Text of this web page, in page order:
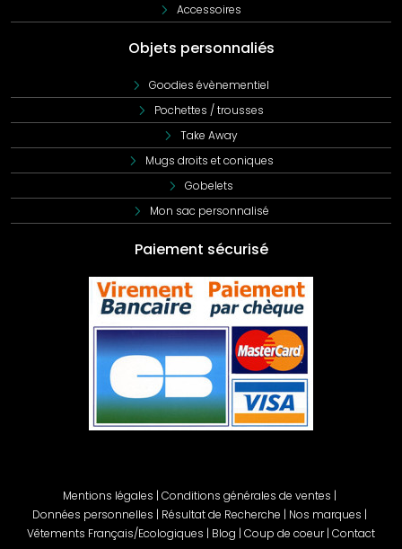
Accessoires
Objets personnaliés
Goodies évènementiel
Pochettes / trousses
Take Away
Mugs droits et coniques
Gobelets
Mon sac personnalisé
Paiement sécurisé
Mentions légales | Conditions générales de ventes |
Données personnelles | Résultat de Recherche | Nos marques |
Vêtements Français/Ecologiques | Blog | Coup de coeur| Contact